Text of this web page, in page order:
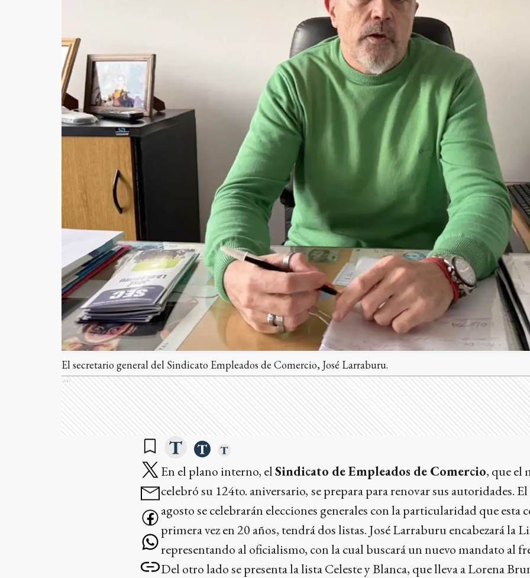
El secretario general del Sindicato Empleados de Comercio, José Larraburu.
Ads
En el plano interno, elSindicato de Empleados de Comercio, que el
celebró su 124to. aniversario, se prepara para renovar sus autoridades.
agosto se celebrarán elecciones generales con la particularidad que esta
primera vez en 20 años, tendrá dos listas. José Larraburu encabezará la
representando al oficialismo, con la cual buscará un nuevo mandato al
Del otro lado se presenta la lista Celeste y Blanca, que lleva a Lorena